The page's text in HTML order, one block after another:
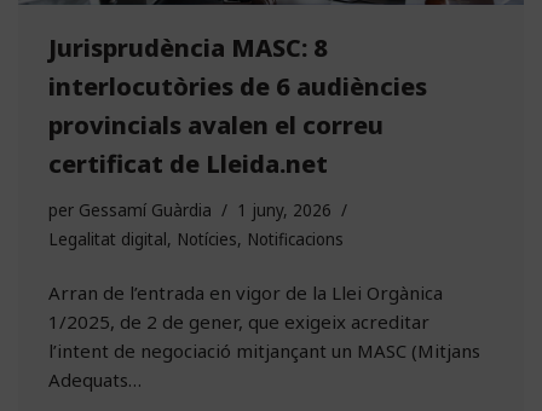
Jurisprudència MASC: 8
interlocutòries de 6 audiències
provincials avalen el correu
certificat de Lleida.net
per Gessamí Guàrdia
1 juny, 2026
Legalitat digital , Notícies, Notificacions
Arran de l’entrada en vigor de la Llei Orgànica
1/2025, de 2 de gener, que exigeix acreditar
l’intent de negociació mitjançant un MASC (Mitjans
Adequats…